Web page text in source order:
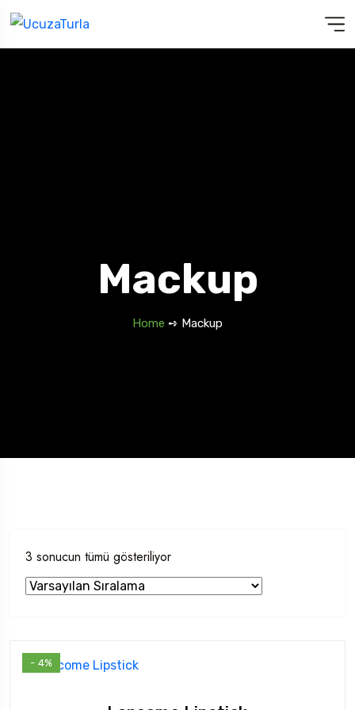
Mackup
Home ➺ Mackup
3 sonucun tümü gösteriliyor
- 4%